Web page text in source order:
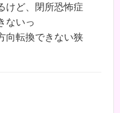
けど、閉所恐怖症
ないっ
向転換できない狭